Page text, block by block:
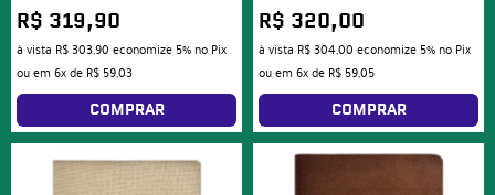
R$ 319,90
à vista R$ 303,90 economize 5% no Pix
ou em 6xde R$ 59,03
COMPRAR
R$ 320,00
à vista R$ 304,00 economize 5% no Pix
ou em 6xde R$ 59,05
COMPRAR